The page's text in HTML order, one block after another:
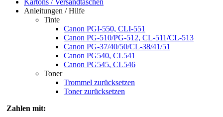
Kartons / Versandtaschen
Anleitungen / Hilfe
Tinte
Canon PGI-550, CLI-551
Canon PG-510/PG-512, CL-511/CL-513
Canon PG-37/40/50/CL-38/41/51
Canon PG540, CL541
Canon PG545, CL546
Toner
Trommel zurücksetzen
Toner zurücksetzen
Zahlen mit: